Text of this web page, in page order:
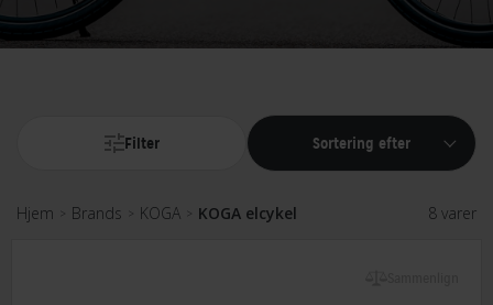
Filter Sortering efter
Hjem > Brands > KOGA > KOGA elcykel 8 varer